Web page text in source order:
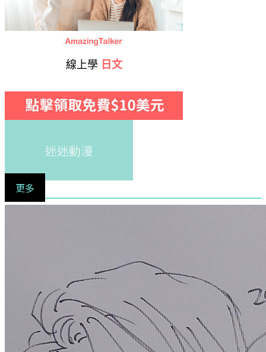
線上學 日文
迷迷動漫
更多